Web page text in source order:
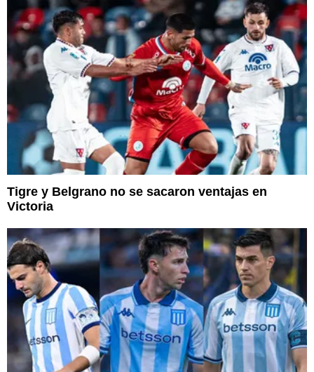
Tigre y Belgrano no se sacaron ventajas en
Victoria